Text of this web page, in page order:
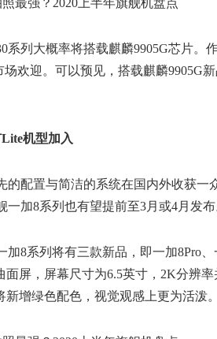
系列大概率将搭载麒麟9905G芯片。
场欢迎。可以预见，搭载麒麟9905G
机型加入
的配置与简洁的系统在国内外收获一
一加8系列也有望提前至3月或4月发布
加8系列将有三款新品，即一加8Pro
面屏，屏幕尺寸为6.5英寸，2K分辨
新增绿色配色，视觉观感上更为活泼。